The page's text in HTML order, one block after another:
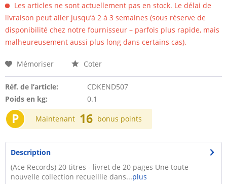
Les articles ne sont actuellement pas en stock. Le délai de
livraison peut aller jusqu’à 2 à 3 semaines (sous réserve de
disponibilité chez notre fournisseur – parfois plus rapide, mais
malheureusement aussi plus long dans certains cas).
Mémoriser Coter
Réf. de l’article:
CDKEND507
Poids en kg:
0.1
P Maintenant 16 bonus points
Description
(Ace Records) 20 titres - livret de 20 pages Une toute
nouvelle collection recueillie dans...plus